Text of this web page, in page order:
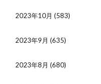
2023年10月 (583)
2023年9月 (635)
2023年8月 (680)